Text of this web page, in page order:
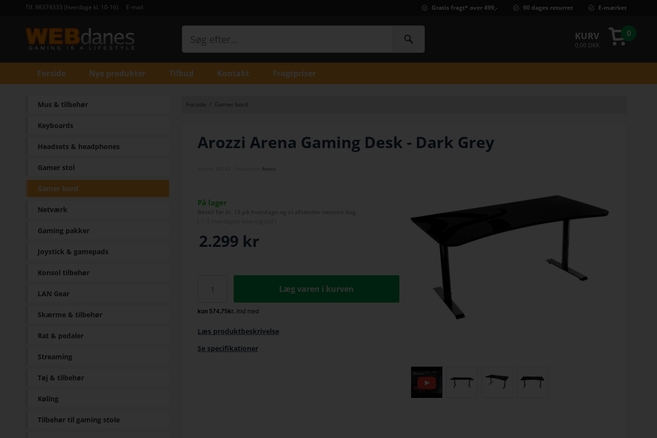
Tlf. 98374333 (hverdage kl. 10-16) E-mail Gratis fragt* over 499,- 90 dages returret E-mærket
KURV
0,00 DKK
0
Forside Nye produkter Tilbud Kontakt Fragtpriser
Forside / Gamer bord
Arozzi Arena Gaming Desk - Dark Grey
Arozzi
På lager
2.299 kr
Læg varen i kurven
Læs produktbeskrivelse
Se specifikationer
Mus & tilbehør
Keyboards
Headsets & headphones
Gamer stol
Gamer bord
Netværk
Gaming pakker
Joystick & gamepads
Konsol tilbehør
LAN Gear
Skærme & tilbehør
Rat & pedaler
Streaming
Tøj & tilbehør
Køling
Tilbehør til gaming stole